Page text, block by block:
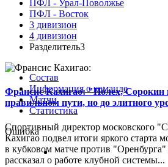
ПФЛ - Урал-Поволжье
ПФЛ - Восток
3 дивизион
4 дивизион
Разделитель3
Франсис Кахигао: "Полех, Сорокин
правильном пути, но до элитного
Спортивный директор московского
Кахигао подвел итоги яркого старта
в кубковом матче против
рассказал о работе клубной системы...
Состав
Информация о команде
Матчи
Статистика
Ошибка